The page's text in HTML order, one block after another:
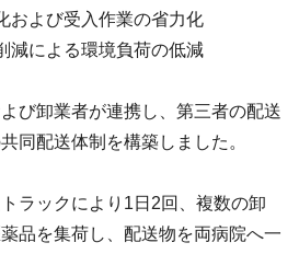
および受入作業の省力化
減による環境負荷の低減
び卸業者が連携し、第三者の配送
同配送体制を構築しました。
ラックにより1日2回、複数の卸
品を集荷し、配送物を両病院へ一